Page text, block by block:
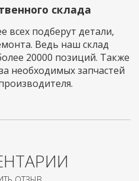
склада
всех подберут детали,
Ведь наш склад
20000 позиций. Также
необходимых запчастей